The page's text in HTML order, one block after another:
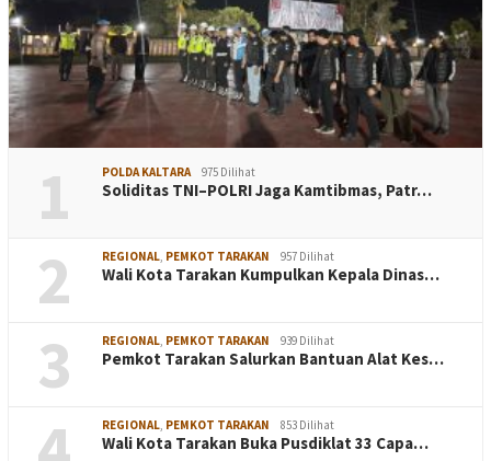
1 POLDA KALTARA 975 Dilihat
Soliditas TNI–POLRI Jaga Kamtibmas, Patr…
2 REGIONAL PEMKOT TARAKAN 957 Dilihat
Wali Kota Tarakan Kumpulkan Kepala Dinas…
3 REGIONAL PEMKOT TARAKAN 939 Dilihat
Pemkot Tarakan Salurkan Bantuan Alat Kes…
REGIONAL PEMKOT TARAKAN 853 Dilihat
Wali Kota Tarakan Buka Pusdiklat 33 Capa…